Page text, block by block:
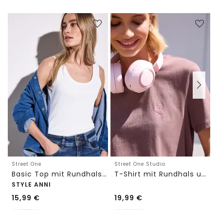
Street One
Basic Top mit Rundhals in Unifarbe
STYLE ANNI
15,99 €
Street One Studio
T-Shirt mit Rundhals und Embroidery-Detail
19,99 €